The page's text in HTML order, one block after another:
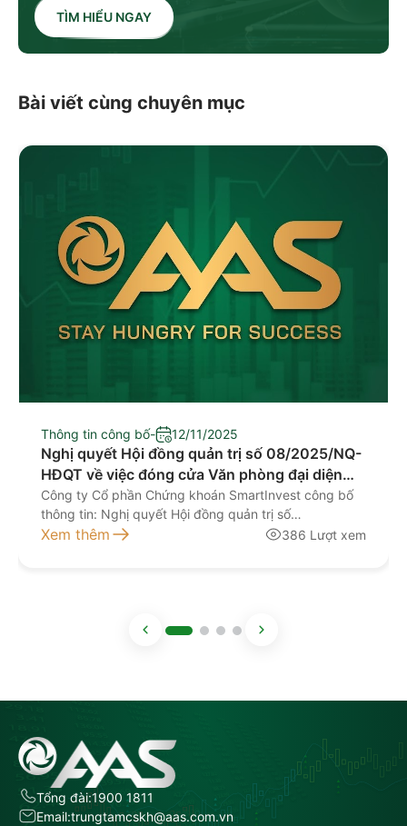
TÌM HIỂU NGAY
Bài viết cùng chuyên mục
Thông tin công bố- 12/11/2025
Nghị quyết Hội đồng quản trị số 08/2025/NQ-
HĐQT về việc đóng cửa Văn phòng đại diện
Nam Định
Công ty Cổ phần Chứng khoán SmartInvest công bố
thông tin: Nghị quyết Hội đồng quản trị số
08/2025/NQ-HĐQT ngày 11/11/2025 về việc đóng
Xem thêm 386 Lượt xem
Tổng đài:1900 1811
Email:trungtamcskh@aas.com.vn